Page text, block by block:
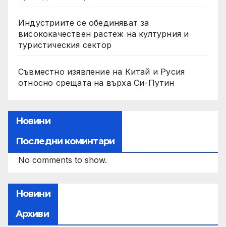
Индустриите се обединяват за
висококачествен растеж на културния и
туристическия сектор
Съвместно изявление на Китай и Русия
относно срещата на върха Си-Путин
Новини
Последни коминтари
No comments to show.
Новини
Архиви